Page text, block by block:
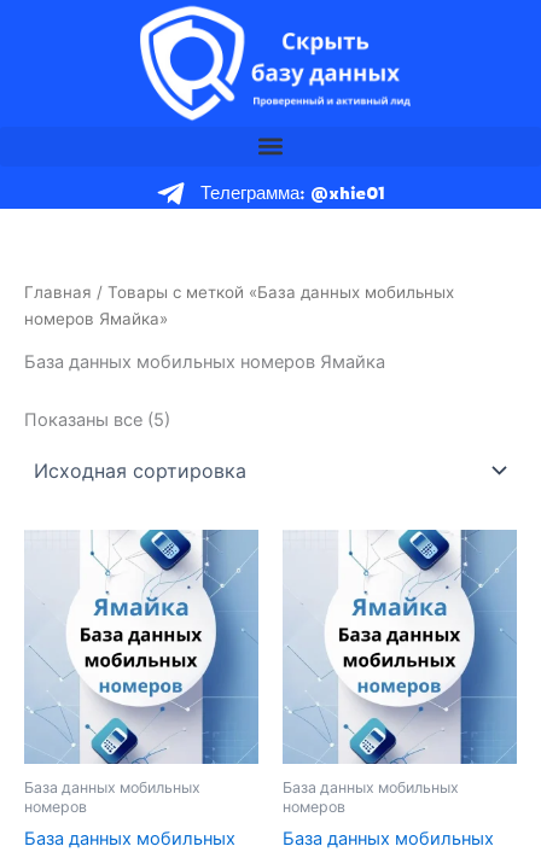
Телеграмма: @xhie01
Главная / Товары с меткой «База данных мобильных
номеров Ямайка»
База данных мобильных номеров Ямайка
Показаны все (5)
База данных мобильных
номеров
База данных мобильных
База данных мобильных
номеров
База данных мобильных